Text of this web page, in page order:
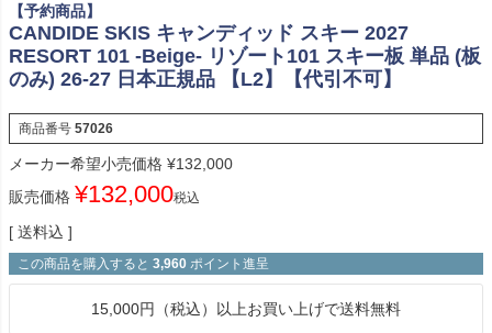
【予約商品】
CANDIDE SKIS キャンディッド スキー 2027
RESORT 101 -Beige- リゾート101 スキー板 単品 (板
のみ) 26-27 日本正規品 【L2】【代引不可】
商品番号 57026
メーカー希望小売価格 ¥132,000
販売価格 ¥132,000税込
送料込
この商品を購入すると 3,960 ポイント進呈
15,000円（税込）以上お買い上げで送料無料